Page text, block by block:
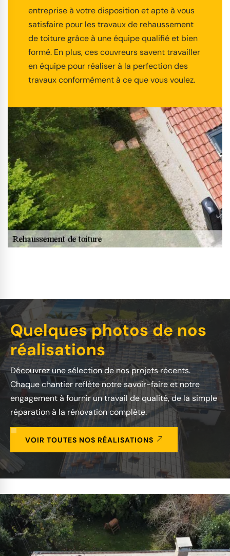
entreprise à votre disposition et apte à vous
satisfaire pour les travaux de rehaussement
de toiture grâce à une équipe qualifié et bien
formé. En plus, ces couvreurs savent travailler
en équipe pour réaliser à la perfection des
travaux conformément à ce que vous voulez.
Quelques photos de nos
réalisations
Découvrez une sélection de nos projets récents.
Chaque chantier reflète notre savoir-faire et notre
engagement à fournir un travail de qualité, de la simple
réparation à la rénovation complète.
VOIR TOUTES NOS RÉALISATIONS